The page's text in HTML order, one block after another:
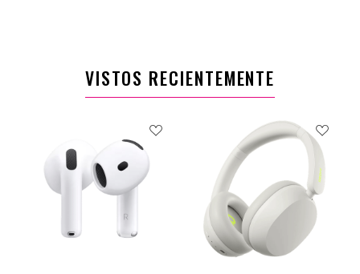
VISTOS RECIENTEMENTE